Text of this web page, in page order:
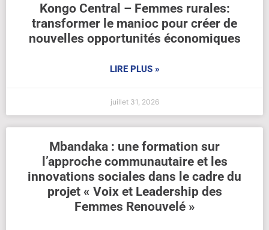
Kongo Central – Femmes rurales:
transformer le manioc pour créer de
nouvelles opportunités économiques
LIRE PLUS »
juillet 31, 2026
Mbandaka : une formation sur
l’approche communautaire et les
innovations sociales dans le cadre du
projet « Voix et Leadership des
Femmes Renouvelé »